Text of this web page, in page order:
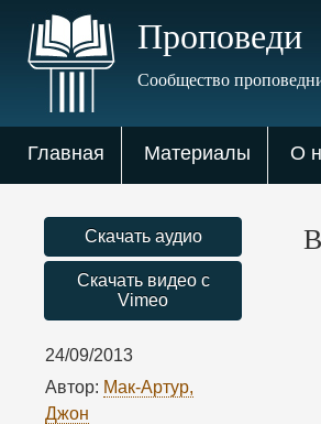
Проповеди
Сообщество
Главная Материалы О
Скачать аудио
Скачать видео с
Vimeo
24/09/2013
Автор: Мак-Артур,
Джон